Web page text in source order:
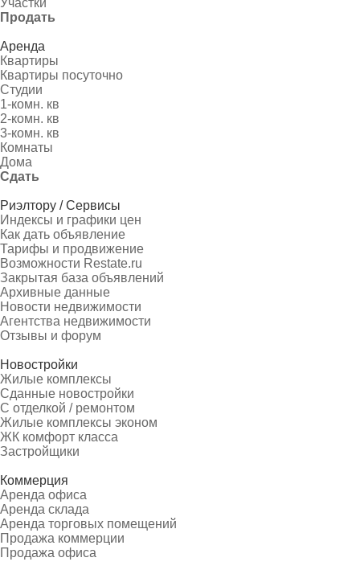
Участки
Продать
Аренда
Квартиры
Квартиры посуточно
Студии
1-комн. кв
2-комн. кв
3-комн. кв
Комнаты
Дома
Сдать
Риэлтору / Сервисы
Индексы и графики цен
Как дать объявление
Тарифы и продвижение
Возможности Restate.ru
Закрытая база объявлений
Архивные данные
Новости недвижимости
Агентства недвижимости
Отзывы и форум
Новостройки
Жилые комплексы
Сданные новостройки
С отделкой / ремонтом
Жилые комплексы эконом
ЖК комфорт класса
Застройщики
Коммерция
Аренда офиса
Аренда склада
Аренда торговых помещений
Продажа коммерции
Продажа офиса